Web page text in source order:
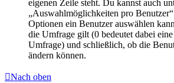
eigenen Zeile steht. Du kannst auch
„Auswahlmöglichkeiten pro
Optionen ein Benutzer auswählen
die Umfrage gilt (0 bedeutet dabei
Umfrage) und schließlich, ob die
ändern können.
Nach oben